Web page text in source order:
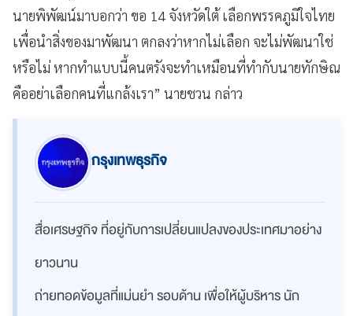
นายพิพัฒน์มาบอกว่า ขอ 14 จังหวัดใต้ เลือกพรรคภูมิใจไทย
เพื่อนำสิ่งของมาพัฒนา ตกลงว่าหากไม่เลือก จะไม่พัฒนาใช่
หรือไม่ หากทำแบบนี้คนตรังจะทำเหมือนที่ทำกับนายทักษิณ
คืออย่าเลือกคนที่แกล้งเรา” นายชวน กล่าว
กรุงเทพธุรกิจ
สื่อเศรษฐกิจ ที่อยู่กับการเปลี่ยนแปลงของประเทศมาอย่าง
ยาวนาน
ถ่ายทอดข้อมูลที่แม่นยำ รอบด้าน เพื่อให้ผู้บริหาร นัก